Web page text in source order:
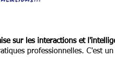
sur les interactions et
professionnelles. C'est